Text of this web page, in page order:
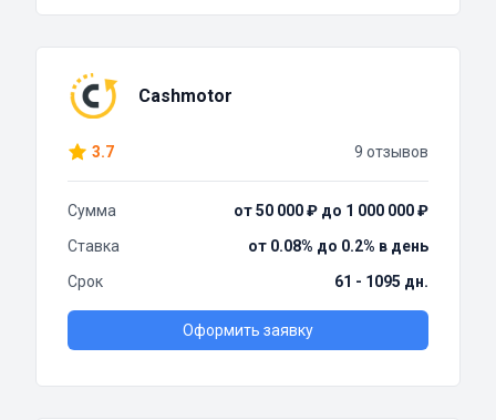
Cashmotor
3.7 9 отзывов
Сумма
от 50 000 ₽ до 1 000 000 ₽
Ставка
от 0.08% до 0.2% в день
Срок
61 - 1095 дн.
Оформить заявку